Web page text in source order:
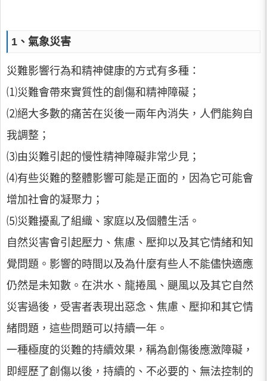
1、氣象災害
災難影響行為和精神健康的方式有多種：
⑴災難會帶來實質性的創傷和精神障礙；
⑵絕大多數的痛苦在災後一兩年內消失，人們能夠自
我調整；
⑶由災難引起的慢性精神障礙非常少見；
⑷有些災難的整體影響可能是正面的，因為它可能會
增加社會的凝聚力；
⑸災難擾亂了組織、家庭以及個體生活。
自然災害會引起壓力、焦慮、壓抑以及其它情緒和知
覺問題。影響的時間以及為什麼有些人不能儘快適應
仍然是未知數。在洪水、龍捲風、颶風以及其它自然
災害過後，受害者表現出惡念、焦慮、壓抑和其它情
緒問題，這些問題可以持續一年。
一種極度的災難的持續效果，稱為創傷後應激障礙，
即經歷了創傷以後，持續的、不必要的、無法控制的